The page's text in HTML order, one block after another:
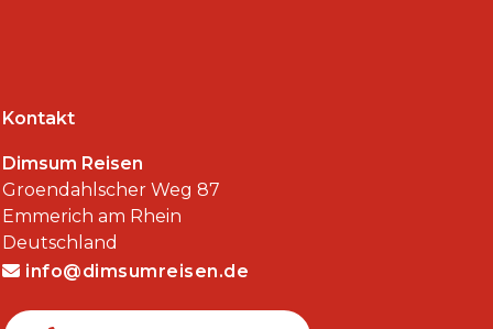
Kontakt
Dimsum Reisen
Groendahlscher Weg 87
Emmerich am Rhein
Deutschland
info@dimsumreisen.de